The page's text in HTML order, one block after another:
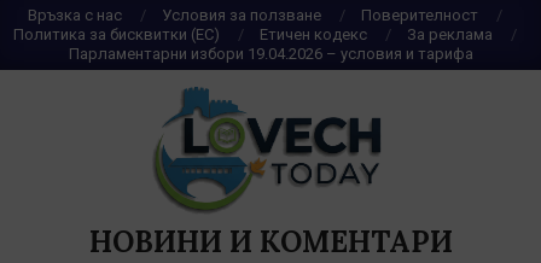
Skip
to
content
Връзка с нас Условия за ползване
Поверителност
Политика за бисквитки (ЕС)
Етичен кодекс
За реклама
Парламентарни избори 19.04.2026 – условия и тарифа
НОВИНИ И КОМЕНТАРИ